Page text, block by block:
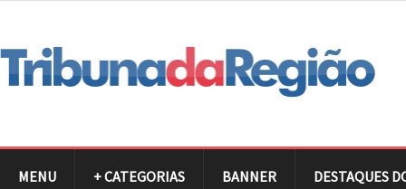
MENU + CATEGORIAS BANNER DESTAQUES